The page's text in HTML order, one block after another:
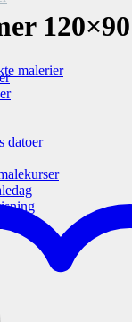
datoer
120×90
malerier